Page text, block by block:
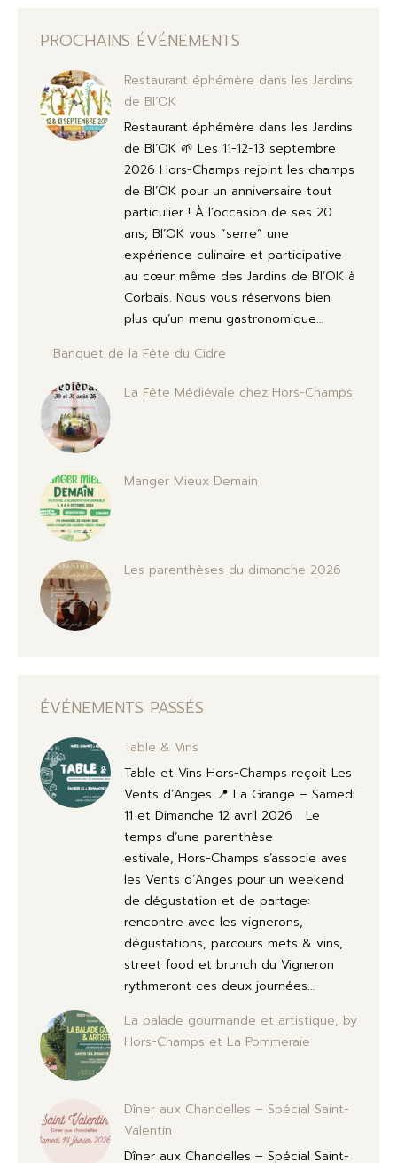
PROCHAINS ÉVÉNEMENTS
Restaurant éphémère dans les Jardins
de BI’OK
Restaurant éphémère dans les Jardins
de BI’OK 🌱 Les 11-12-13 septembre
2026 Hors-Champs rejoint les champs
de BI’OK pour un anniversaire tout
particulier ! À l’occasion de ses 20
ans, BI’OK vous “serre” une
expérience culinaire et participative
au cœur même des Jardins de BI’OK à
Corbais. Nous vous réservons bien
plus qu’un menu gastronomique…
Banquet de la Fête du Cidre
La Fête Médiévale chez Hors-Champs
Manger Mieux Demain
Les parenthèses du dimanche 2026
ÉVÉNEMENTS PASSÉS
Table & Vins
Table et Vins Hors-Champs reçoit Les
Vents d’Anges 📍 La Grange – Samedi
11 et Dimanche 12 avril 2026 Le
temps d’une parenthèse
estivale, Hors-Champs s’associe aves
les Vents d’Anges pour un weekend
de dégustation et de partage:
rencontre avec les vignerons,
dégustations, parcours mets & vins,
street food et brunch du Vigneron
rythmeront ces deux journées…
La balade gourmande et artistique, by
Hors-Champs et La Pommeraie
Dîner aux Chandelles – Spécial Saint-
Valentin
Dîner aux Chandelles – Spécial Saint-